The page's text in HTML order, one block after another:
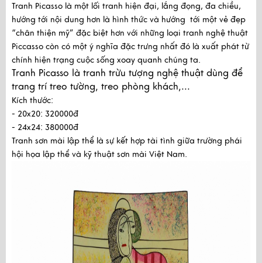
Tranh Picasso là một lối tranh hiện đại, lắng đọng, đa chiều,
hướng tới nội dung hơn là hình thức và hướng tới một vẻ đẹp
“chân thiện mỹ” đặc biệt hơn với những loại tranh nghệ thuật
Piccasso còn có một ý nghĩa đặc trưng nhất đó là xuất phát từ
chính hiện trạng cuộc sống xoay quanh chúng ta.
Tranh Picasso là tranh trừu tượng nghệ thuật dùng để
trang trí treo tường, treo phòng khách,...
Kích thước:
- 20x20: 320000đ
- 24x24: 380000đ
Tranh sơn mài lập thể là sự kết hợp tài tình giữa trường phái
hội họa lập thể và kỹ thuật sơn mài Việt Nam.